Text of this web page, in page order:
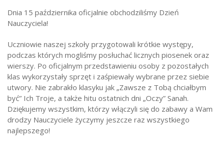
Bursa/Internat
Rekrutacja
Oferty pracy dla pracowników
Zadania realizowane z budżetu państwa
Dnia 15 października oficjalnie obchodziliśmy Dzień
Nauczyciela!
Uczniowie naszej szkoły przygotowali krótkie występy,
podczas których mogliśmy posłuchać licznych piosenek oraz
wierszy. Po oficjalnym przedstawieniu osoby z pozostałych
klas wykorzystały sprzęt i zaśpiewały wybrane przez siebie
utwory. Nie zabrakło klasyku jak „Zawsze z Tobą chciałbym
być” Ich Troje, a także hitu ostatnich dni „Oczy” Sanah.
Dziękujemy wszystkim, którzy włączyli się do zabawy a Wam
drodzy Nauczyciele życzymy jeszcze raz wszystkiego
najlepszego!